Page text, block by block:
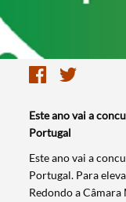
Este ano vai a
Portugal
​Este ano vai a
Portugal. Para
Redondo a